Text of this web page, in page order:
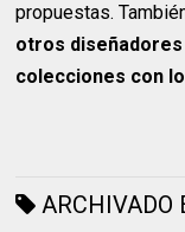
propuestas.
otros
colecciones con
ARCHIVADO